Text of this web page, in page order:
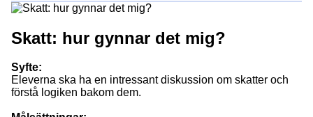
Skatt: hur gynnar det mig?
Syfte:
Eleverna ska ha en intressant diskussion om skatter och
förstå logiken bakom dem.